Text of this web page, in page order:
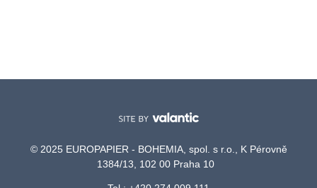
© 2025 EUROPAPIER - BOHEMIA, spol. s r.o., K Pérovně
1384/13, 102 00 Praha 10